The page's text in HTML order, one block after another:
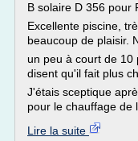
B solaire D 356 pour
Excellente piscine,
beaucoup de plaisir.
un peu à court de 10
disent qu'il fait plus
J'étais sceptique
pour le chauffage de
Lire la suite